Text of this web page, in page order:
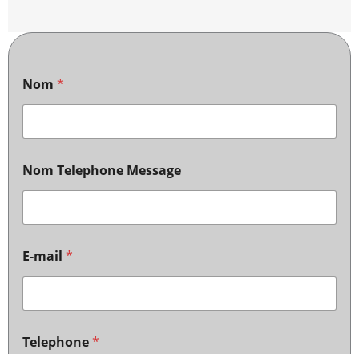
Nom *
Nom Telephone Message
E-mail *
Telephone*